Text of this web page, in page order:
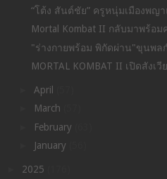
“โต้ง สันต์ชัย” ครูหนุ่มเมืองพญ
Mortal Kombat II กลับมาพร้อ
"ร่างกายพร้อม พิกัดผ่าน"ขุนพ
MORTAL KOMBAT II เปิดสัง
April
March
February
January
2025